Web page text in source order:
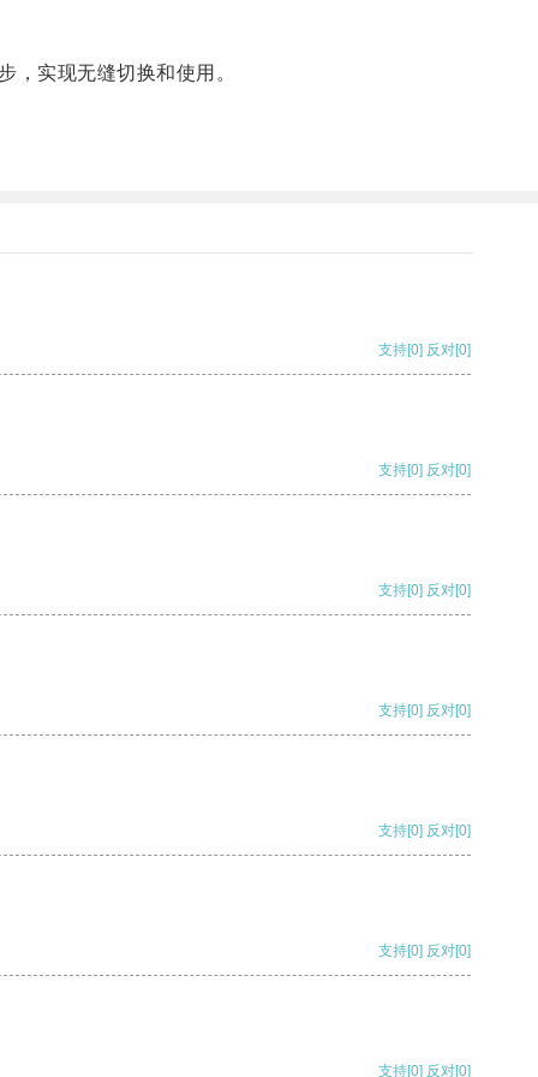
实现无缝切换和使用。
支持[0] 反对[0]
支持[0] 反对[0]
支持[0] 反对[0]
支持[0] 反对[0]
支持[0] 反对[0]
支持[0] 反对[0]
支持[0] 反对[0]